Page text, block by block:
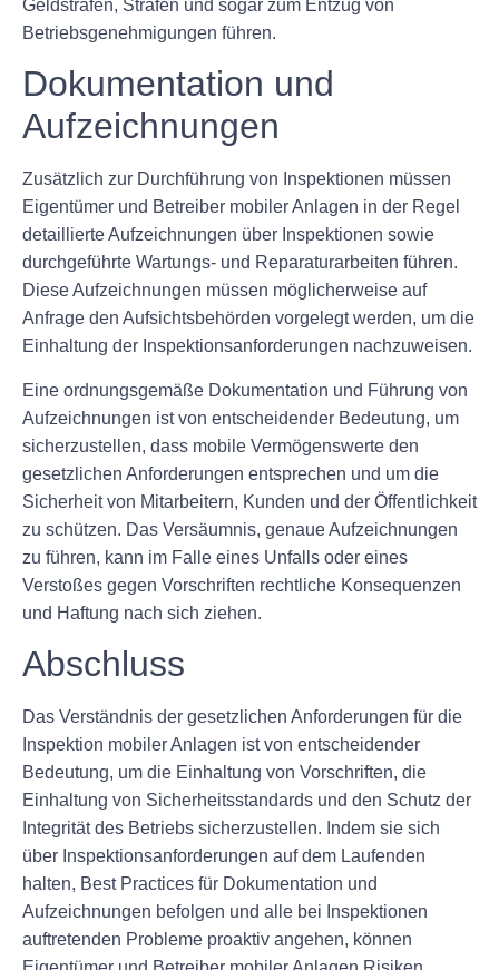
Geldstrafen, Strafen und sogar zum Entzug von
Betriebsgenehmigungen führen.
Dokumentation und
Aufzeichnungen
Zusätzlich zur Durchführung von Inspektionen müssen
Eigentümer und Betreiber mobiler Anlagen in der Regel
detaillierte Aufzeichnungen über Inspektionen sowie
durchgeführte Wartungs- und Reparaturarbeiten führen.
Diese Aufzeichnungen müssen möglicherweise auf
Anfrage den Aufsichtsbehörden vorgelegt werden, um die
Einhaltung der Inspektionsanforderungen nachzuweisen.
Eine ordnungsgemäße Dokumentation und Führung von
Aufzeichnungen ist von entscheidender Bedeutung, um
sicherzustellen, dass mobile Vermögenswerte den
gesetzlichen Anforderungen entsprechen und um die
Sicherheit von Mitarbeitern, Kunden und der Öffentlichkeit
zu schützen. Das Versäumnis, genaue Aufzeichnungen
zu führen, kann im Falle eines Unfalls oder eines
Verstoßes gegen Vorschriften rechtliche Konsequenzen
und Haftung nach sich ziehen.
Abschluss
Das Verständnis der gesetzlichen Anforderungen für die
Inspektion mobiler Anlagen ist von entscheidender
Bedeutung, um die Einhaltung von Vorschriften, die
Einhaltung von Sicherheitsstandards und den Schutz der
Integrität des Betriebs sicherzustellen. Indem sie sich
über Inspektionsanforderungen auf dem Laufenden
halten, Best Practices für Dokumentation und
Aufzeichnungen befolgen und alle bei Inspektionen
auftretenden Probleme proaktiv angehen, können